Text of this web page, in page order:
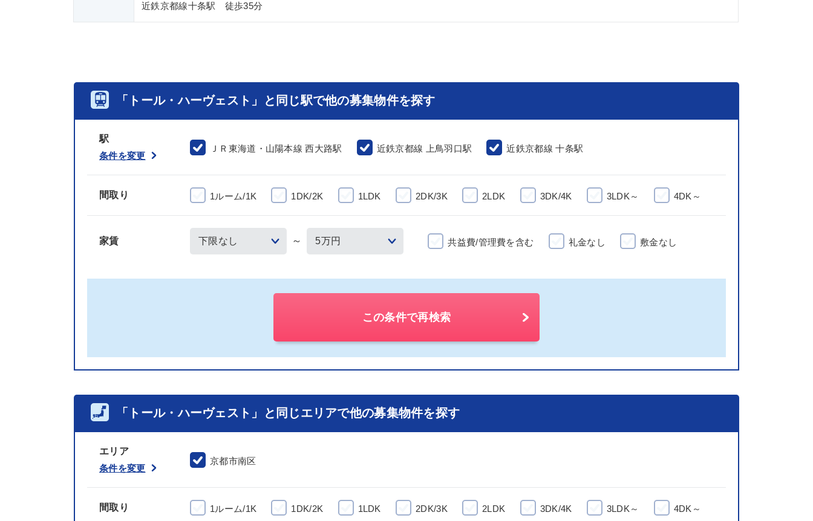
近鉄京都線十条駅 徒歩35分
「トール・ハーヴェスト」と同じ駅で他の募集物件を探す
駅
条件を変更
ＪＲ東海道・山陽本線 西大路駅 近鉄京都線 上鳥羽口駅 近鉄京都線 十条駅
間取り 1ルーム/1K 1DK/2K 1LDK 2DK/3K 2LDK 3DK/4K 3LDK～ 4DK～
家賃 ～ 共益費/管理費を含む 礼金なし 敷金なし
この条件で再検索
「トール・ハーヴェスト」と同じエリアで他の募集物件を探す
エリア
条件を変更
京都市南区
間取り 1ルーム/1K 1DK/2K 1LDK 2DK/3K 2LDK 3DK/4K 3LDK～ 4DK～